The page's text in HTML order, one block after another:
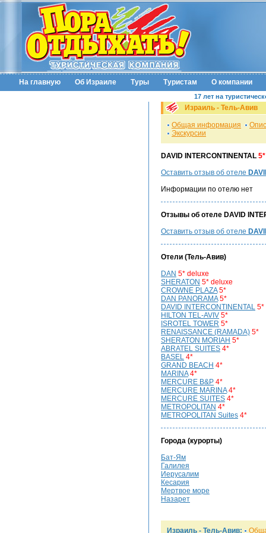
На главную Об Израиле Туры Туристам О компании
17 лет на
Израиль - Тель-Авив
Общая информация
Экскурсии
DAVID INTERCONTINENTAL 5*
Оставить отзыв об отеле
Информации по отелю нет
Отзывы об отеле DAVID
Оставить отзыв об отеле
Отели (Тель-Авив)
DAN 5* deluxe
SHERATON 5* deluxe
CROWNE PLAZA 5*
DAN PANORAMA 5*
DAVID INTERCONTINENTAL 5*
HILTON TEL-AVIV 5*
ISROTEL TOWER 5*
RENAISSANCE (RAMADA) 5*
SHERATON MORIAH 5*
ABRATEL SUITES 4*
BASEL 4*
GRAND BEACH 4*
MARINA 4*
MERCURE B&P 4*
MERCURE MARINA 4*
MERCURE SUITES 4*
METROPOLITAN 4*
METROPOLITAN Suites 4*
Города (курорты)
Бат-Ям
Галилея
Иерусалим
Кесария
Мертвое море
Назарет
Израиль - Тель-Авив: